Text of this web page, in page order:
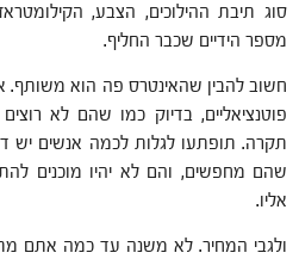
סוג תיבת ההילוכים, הצבע,
מספר הידיים שכבר החליף.
חשוב להבין שהאינטרס פה הוא משותף.
פוטנציאליים, בדיוק כמו שהם לא
תקרה. תופתעו לגלות לכמה אנשים יש
שהם מחפשים, והם לא יהיו מוכנים
אליו.
ולגבי המחיר. לא משנה עד כמה אתם